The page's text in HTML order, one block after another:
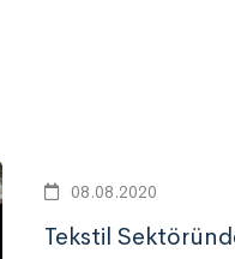
08.08.2020
Tekstil
yüksek olan bir